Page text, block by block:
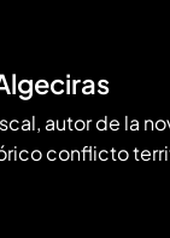
autor de la
conflicto